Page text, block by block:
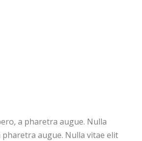
a pharetra augue. Nulla
augue. Nulla vitae elit